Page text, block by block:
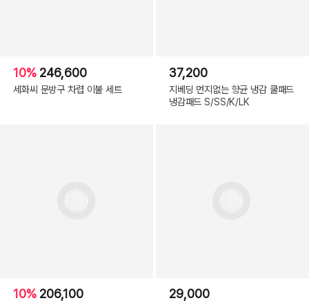
10% 246,600
세화씨 문방구 차렵 이불 세트
37,200
지베딩 먼지없는 향균 냉감 쿨패드
냉감패드 S/SS/K/LK
10% 206,100 29,000